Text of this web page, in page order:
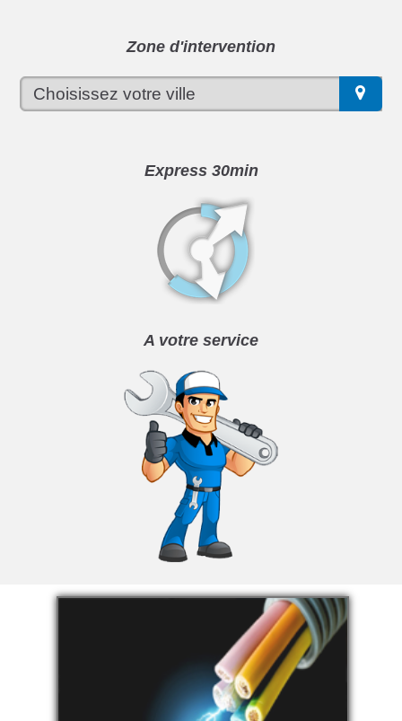
Zone d'intervention
Express 30min
A votre service